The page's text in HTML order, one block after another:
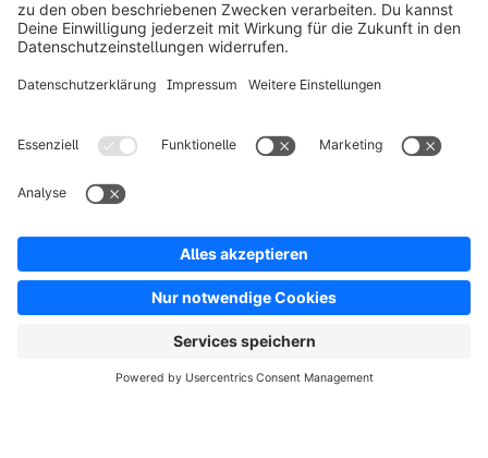
Lösungen
Partner
Entwickler
Ressourcen
Copyright © shopware AG - Alle Rechte vorbehalten